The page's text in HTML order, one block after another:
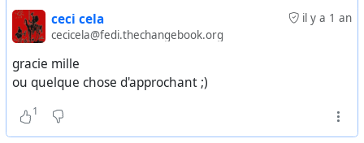
il y a 1 an
ceci cela
cecicela@fedi.thechangebook.org
gracie mille
ou quelque chose d'approchant ;)
1